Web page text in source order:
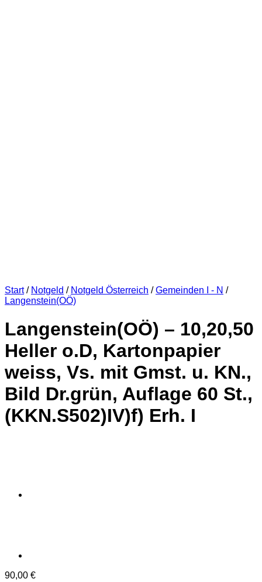
Start / Notgeld / Notgeld Österreich / Gemeinden I - N /
Langenstein(OÖ)
Langenstein(OÖ) – 10,20,50
Heller o.D, Kartonpapier
weiss, Vs. mit Gmst. u. KN.,
Bild Dr.grün, Auflage 60 St.,
(KKN.S502)IV)f) Erh. I
90,00 €